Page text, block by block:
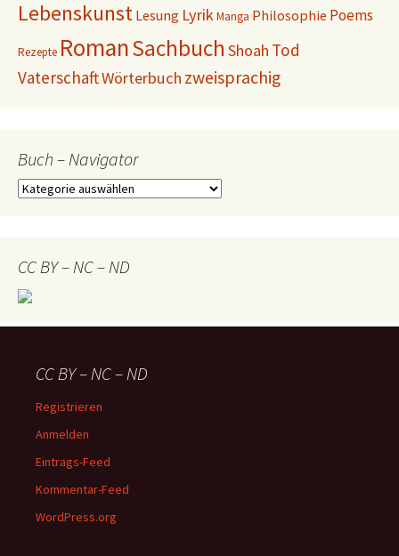
Lebenskunst Lesung LyrikManga Philosophie Poems
Rezepte RomanSachbuch Shoah Tod
VaterschaftWörterbuch zweisprachig
Buch – Navigator
Buch
CC BY – NC – ND
CC BY – NC – ND
Registrieren
Anmelden
Eintrags-Feed
Kommentar-Feed
WordPress.org